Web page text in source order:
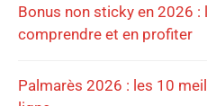
Bonus non sticky en 2026
comprendre et en profiter
Palmarès 2026 : les 10